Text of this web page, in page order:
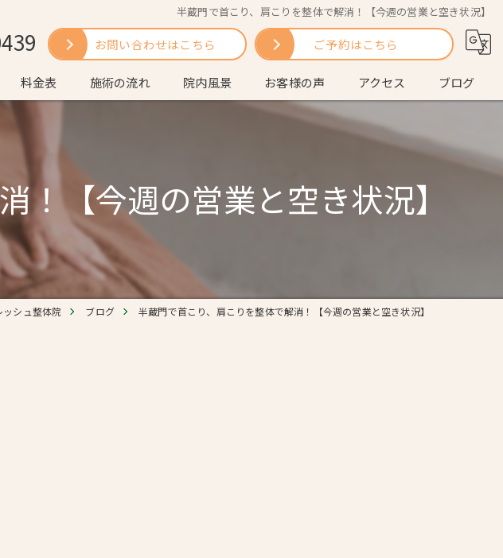
半蔵門で首こり、肩こりを整体で解消！【今週の営業と空き状況】
お問い合わせはこちら ご予約はこちら
料金表 施術の流れ 院内風景 お客様の声 アクセス ブログ
！【今週の営業と空き状況】
シュ整体院 ブログ 半蔵門で首こり、肩こりを整体で解消！【今週の営業と空き状況】